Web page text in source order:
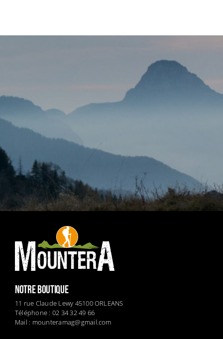
NOTRE BOUTIQUE
11 rue Claude Lewy 45100 ORLEANS
Téléphone : 02 34 32 49 66
Mail : mounteramag@gmail.com